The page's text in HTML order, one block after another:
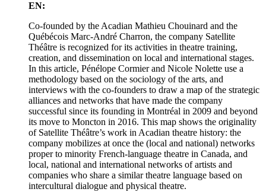
EN:
Co-founded by the Acadian Mathieu Chouinard and the
Québécois Marc-André Charron, the company Satellite
Théâtre is recognized for its activities in theatre training,
creation, and dissemination on local and international stages.
In this article, Pénélope Cormier and Nicole Nolette use a
methodology based on the sociology of the arts, and
interviews with the co-founders to draw a map of the strategic
alliances and networks that have made the company
successful since its founding in Montréal in 2009 and beyond
its move to Moncton in 2016. This map shows the originality
of Satellite Théâtre’s work in Acadian theatre history: the
company mobilizes at once the (local and national) networks
proper to minority French-language theatre in Canada, and
local, national and international networks of artists and
companies who share a similar theatre language based on
intercultural dialogue and physical theatre.